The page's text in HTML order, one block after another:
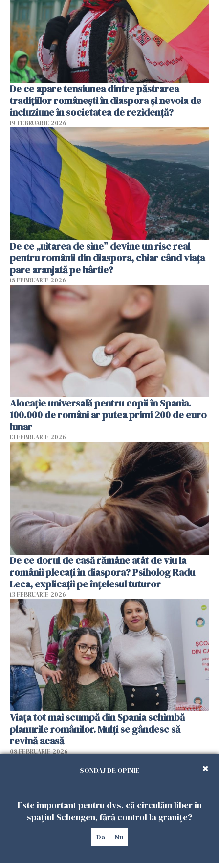
De ce apare tensiunea dintre păstrarea
tradițiilor românești în diaspora și nevoia de
incluziune în societatea de rezidență?
19 FEBRUARIE 2026
De ce „uitarea de sine” devine un risc real
pentru românii din diaspora, chiar când viața
pare aranjată pe hârtie?
18 FEBRUARIE 2026
Alocație universală pentru copii în Spania.
100.000 de români ar putea primi 200 de euro
lunar
13 FEBRUARIE 2026
De ce dorul de casă rămâne atât de viu la
românii plecați în diaspora? Psiholog Radu
Leca, explicații pe înțelesul tuturor
13 FEBRUARIE 2026
Viața tot mai scumpă din Spania schimbă
planurile românilor. Mulți se gândesc să
revină acasă
08 FEBRUARIE 2026
SONDAJ DE OPINIE
Este important pentru dvs. că circulăm liber în
spațiul Schengen, fără control la granițe?
Da Nu